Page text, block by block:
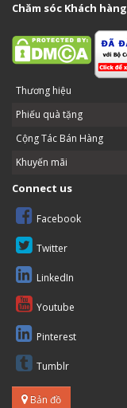
Chăm sóc Khách hàng
Thương hiệu
Phiếu quà tặng
Cộng Tác Bán Hàng
Khuyến mãi
Connect us
Facebook
Twitter
LinkedIn
Youtube
Pinterest
Tumblr
Bản đồ